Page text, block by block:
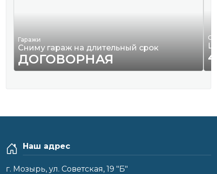
Гаражи
Сниму гараж на длительный срок
ДОГОВОРНАЯ
Наш адрес
г. Мозырь, ул. Советская, 19 "Б"